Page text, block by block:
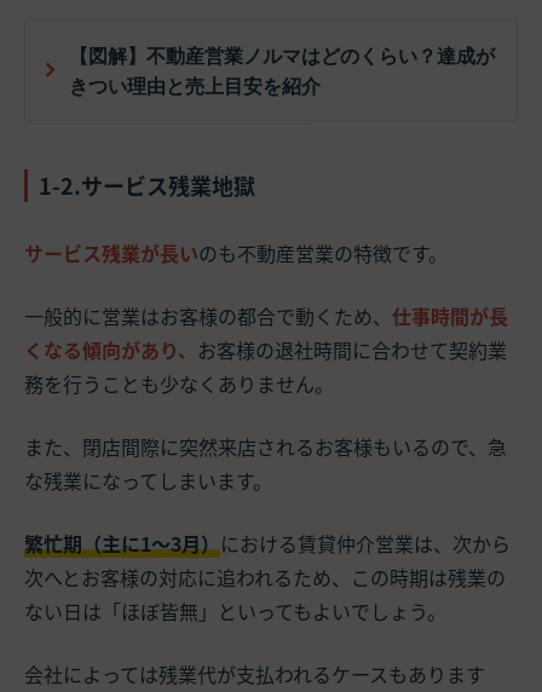
【図解】不動産営業ノルマはどのくらい？達成が
きつい理由と売上目安を紹介
1-2.サービス残業地獄
サービス残業が長いのも不動産営業の特徴です。
一般的に営業はお客様の都合で動くため、 仕事時間が長
くなる傾向があり、 お客様の退社時間に合わせて契約業
務を行うことも少なくありません。
また、閉店間際に突然来店されるお客様もいるので、急
な残業になってしまいます。
繁忙期（主に1～3月）における賃貸仲介営業は、次から
次へとお客様の対応に追われるため、この時期は残業の
ない日は「ほぼ皆無」といってもよいでしょう。
会社によっては残業代が支払われるケースもあります